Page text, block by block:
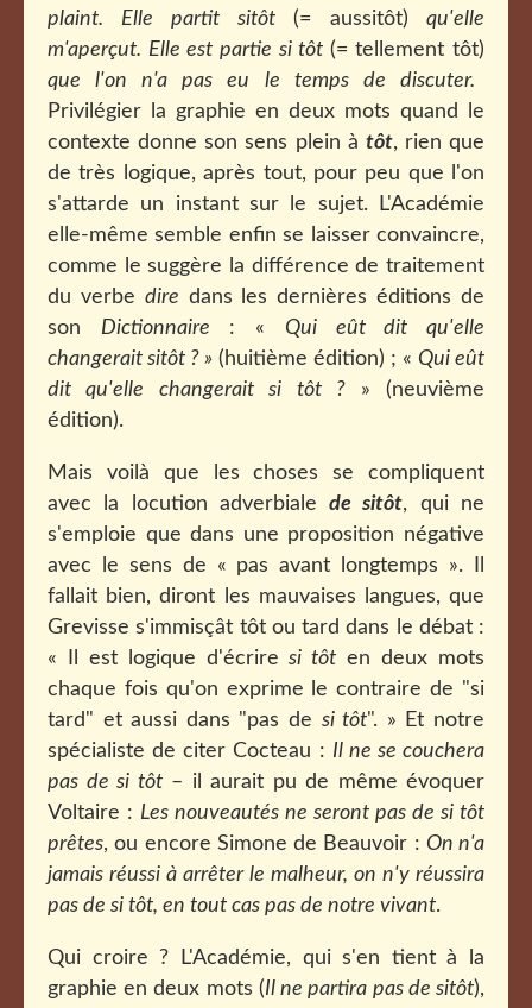
plaint. Elle partit sitôt (= aussitôt) qu'elle
m'aperçut. Elle est partie si tôt (= tellement tôt)
que l'on n'a pas eu le temps de discuter.
Privilégier la graphie en deux mots quand le
contexte donne son sens plein à tôt, rien que
de très logique, après tout, pour peu que l'on
s'attarde un instant sur le sujet. L'Académie
elle-même semble enfin se laisser convaincre,
comme le suggère la différence de traitement
du verbe dire dans les dernières éditions de
son Dictionnaire : « Qui eût dit qu'elle
changerait sitôt ? » (huitième édition) ; « Qui eût
dit qu'elle changerait si tôt ? » (neuvième
édition).
Mais voilà que les choses se compliquent
avec la locution adverbialede sitôt, qui ne
s'emploie que dans une proposition négative
avec le sens de « pas avant longtemps ». Il
fallait bien, diront les mauvaises langues, que
Grevisse s'immisçât tôt ou tard dans le débat :
« Il est logique d'écriresi tôt en deux mots
chaque fois qu'on exprime le contraire de "si
tard" et aussi dans "pas de si tôt". » Et notre
spécialiste de citer Cocteau : Il ne se couchera
pas de si tôt– il aurait pu de même évoquer
Voltaire : Les nouveautés ne seront pas de si tôt
prêtes, ou encore Simone de Beauvoir : On n'a
jamais réussi à arrêter le malheur, on n'y réussira
pas de si tôt, en tout cas pas de notre vivant.
Qui croire ? L'Académie, qui s'en tient à la
graphie en deux mots (Il ne partira pas de sitôt),